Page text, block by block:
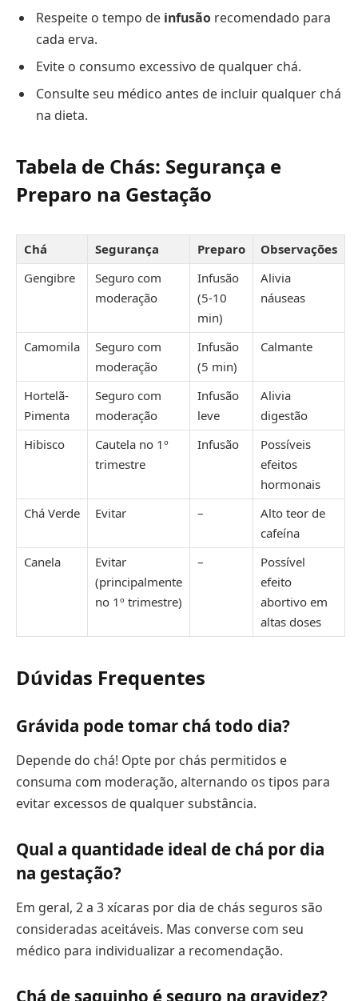
Respeite o tempo de infusão recomendado para
cada erva.
Evite o consumo excessivo de qualquer chá.
Consulte seu médico antes de incluir qualquer chá
na dieta.
Tabela de Chás: Segurança e
Preparo na Gestação
Chá Segurança Preparo
Observações
Gengibre
Seguro com
moderação
Infusão
(5-10
min)
Alivia
náuseas
Camomila
Seguro com
moderação
Infusão
(5 min)
Calmante
Hortelã-
Pimenta
Seguro com
moderação
Infusão
leve
Alivia
digestão
Hibisco
Cautela no 1º
trimestre
Infusão
Possíveis
efeitos
hormonais
Chá Verde
Evitar –
Alto teor de
cafeína
Canela
Evitar
(principalmente
no 1º trimestre)
–
Possível
efeito
abortivo em
altas doses
Dúvidas Frequentes
Grávida pode tomar chá todo dia?
Depende do chá! Opte por chás permitidos e
consuma com moderação, alternando os tipos para
evitar excessos de qualquer substância.
Qual a quantidade ideal de chá por dia
na gestação?
Em geral, 2 a 3 xícaras por dia de chás seguros são
consideradas aceitáveis. Mas converse com seu
médico para individualizar a recomendação.
Chá de saquinho é seguro na gravidez?